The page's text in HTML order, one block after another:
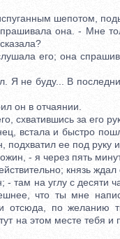
шепотом,
она. - Мне
его; она
Я не буду... В
он в отчаянии.
схватившись за его
встала и быстро
подхватил ее под руку
- я через пять
князь ждал
там на углу с десяти
что ты мне
по желанию
на этом месте тебя